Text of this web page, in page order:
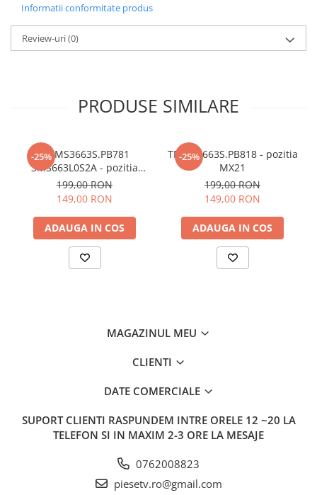
Informatii conformitate produs
Review-uri(0)
PRODUSE SIMILARE
-25%TP.MS3663S.PB781
3MS663L0S2A - pozitia
MX22
199,00 RON
149,00 RON
ADAUGA IN COS
-25%
TP.MS3663S.PB818 - pozitia
MX21
199,00 RON
149,00 RON
ADAUGA IN COS
MAGAZINUL MEU
CLIENTI
DATE COMERCIALE
SUPORT CLIENTI RASPUNDEM INTRE ORELE 12 ~20 LA
TELEFON SI IN MAXIM 2-3 ORE LA MESAJE
0762008823
piesetv.ro@gmail.com